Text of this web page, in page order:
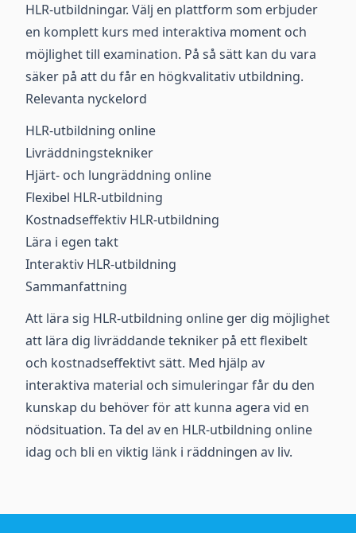
HLR-utbildningar. Välj en plattform som erbjuder
en komplett kurs med interaktiva moment och
möjlighet till examination. På så sätt kan du vara
säker på att du får en högkvalitativ utbildning.
Relevanta nyckelord
HLR-utbildning online
Livräddningstekniker
Hjärt- och lungräddning online
Flexibel HLR-utbildning
Kostnadseffektiv HLR-utbildning
Lära i egen takt
Interaktiv HLR-utbildning
Sammanfattning
Att lära sig HLR-utbildning online ger dig möjlighet
att lära dig livräddande tekniker på ett flexibelt
och kostnadseffektivt sätt. Med hjälp av
interaktiva material och simuleringar får du den
kunskap du behöver för att kunna agera vid en
nödsituation. Ta del av en HLR-utbildning online
idag och bli en viktig länk i räddningen av liv.